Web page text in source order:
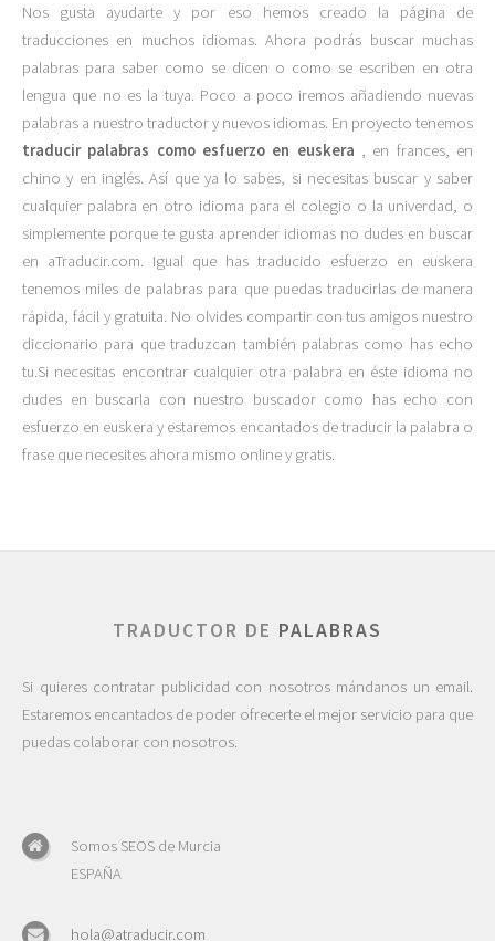
Nos gusta ayudarte y por eso hemos creado la página de
traducciones en muchos idiomas. Ahora podrás buscar muchas
palabras para saber como se dicen o como se escriben en otra
lengua que no es la tuya. Poco a poco iremos añadiendo nuevas
palabras a nuestro traductor y nuevos idiomas. En proyecto tenemos
traducir palabras como esfuerzo en euskera
, en frances, en
chino y en inglés. Así que ya lo sabes, si necesitas buscar y saber
cualquier palabra en otro idioma para el colegio o la univerdad, o
simplemente porque te gusta aprender idiomas no dudes en buscar
en aTraducir.com. Igual que has traducido esfuerzo en euskera
tenemos miles de palabras para que puedas traducirlas de manera
rápida, fácil y gratuita. No olvides compartir con tus amigos nuestro
diccionario para que traduzcan también palabras como has echo
tu.Si necesitas encontrar cualquier otra palabra en éste idioma no
dudes en buscarla con nuestro buscador como has echo con
esfuerzo en euskera y estaremos encantados de traducir la palabra o
frase que necesites ahora mismo online y gratis.
TRADUCTOR DE PALABRAS
Si quieres contratar publicidad con nosotros mándanos un email.
Estaremos encantados de poder ofrecerte el mejor servicio para que
puedas colaborar con nosotros.
Somos SEOS de Murcia
ESPAÑA
hola@atraducir.com